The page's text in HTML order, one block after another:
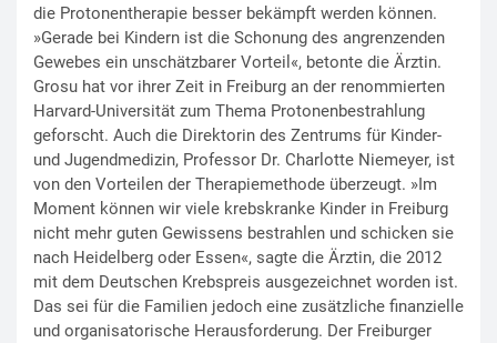
die Protonentherapie besser bekämpft werden können.
»Gerade bei Kindern ist die Schonung des angrenzenden
Gewebes ein unschätzbarer Vorteil«, betonte die Ärztin.
Grosu hat vor ihrer Zeit in Freiburg an der renommierten
Harvard-Universität zum Thema Protonenbestrahlung
geforscht. Auch die Direktorin des Zentrums für Kinder-
und Jugendmedizin, Professor Dr. Charlotte Niemeyer, ist
von den Vorteilen der Therapiemethode überzeugt. »Im
Moment können wir viele krebskranke Kinder in Freiburg
nicht mehr guten Gewissens bestrahlen und schicken sie
nach Heidelberg oder Essen«, sagte die Ärztin, die 2012
mit dem Deutschen Krebspreis ausgezeichnet worden ist.
Das sei für die Familien jedoch eine zusätzliche finanzielle
und organisatorische Herausforderung. Der Freiburger